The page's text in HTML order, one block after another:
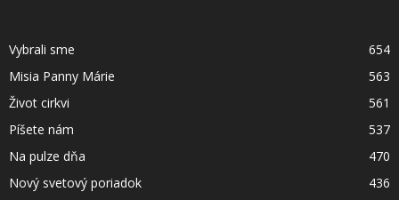
Vybrali sme
654
Misia Panny Márie
563
Život cirkvi
561
Píšete nám
537
Na pulze dňa
470
Nový svetový poriadok
436